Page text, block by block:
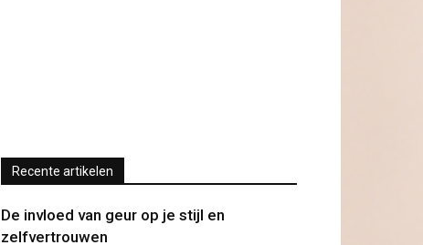
Recente artikelen
De invloed van geur op je stijl en
zelfvertrouwen